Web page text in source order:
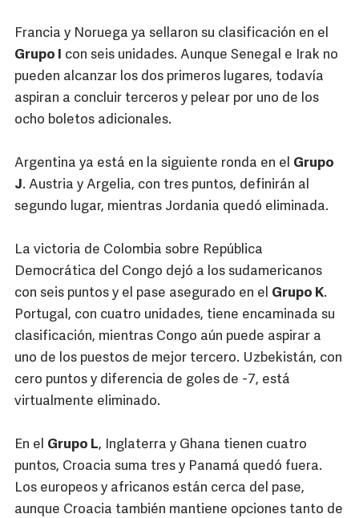
Francia y Noruega ya sellaron su clasificación en el
Grupo I con seis unidades. Aunque Senegal e Irak no
pueden alcanzar los dos primeros lugares, todavía
aspiran a concluir terceros y pelear por uno de los
ocho boletos adicionales.
Argentina ya está en la siguiente ronda en el Grupo
J. Austria y Argelia, con tres puntos, definirán al
segundo lugar, mientras Jordania quedó eliminada.
La victoria de Colombia sobre República
Democrática del Congo dejó a los sudamericanos
con seis puntos y el pase asegurado en el Grupo K.
Portugal, con cuatro unidades, tiene encaminada su
clasificación, mientras Congo aún puede aspirar a
uno de los puestos de mejor tercero. Uzbekistán, con
cero puntos y diferencia de goles de -7, está
virtualmente eliminado.
En el Grupo L, Inglaterra y Ghana tienen cuatro
puntos, Croacia suma tres y Panamá quedó fuera.
Los europeos y africanos están cerca del pase,
aunque Croacia también mantiene opciones tanto de